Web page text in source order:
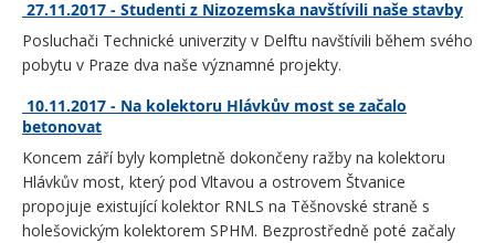
27.11.2017 - Studenti z Nizozemska navštívili naše stavby
Posluchači Technické univerzity v Delftu navštívili během svého
pobytu v Praze dva naše významné projekty.
10.11.2017 - Na kolektoru Hlávkův most se začalo
betonovat
Koncem září byly kompletně dokončeny ražby na kolektoru
Hlávkův most, který pod Vltavou a ostrovem Štvanice
propojuje existující kolektor RNLS na Těšnovské straně s
holešovickým kolektorem SPHM. Bezprostředně poté začaly